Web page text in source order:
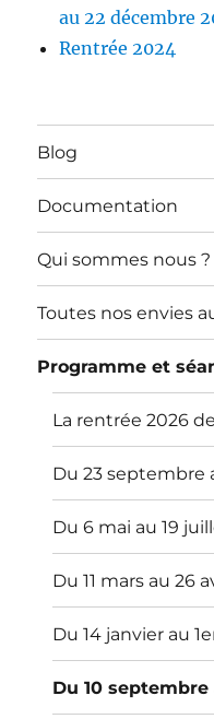
au 22 décembre
Rentrée 2024
Blog
Documentation
Qui sommes nous ?
Toutes nos envies
Programme et
La rentrée 2026
Du 23 septembre
Du 6 mai au 19
Du 11 mars au 26
Du 14 janvier au
Du 10